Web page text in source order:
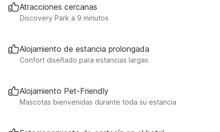
Atracciones cercanas
Discovery Park a 9 minutos
Alojamiento de estancia prolongada
Confort diseñado para estancias largas
Alojamiento Pet-Friendly
Mascotas bienvenidas durante toda su estancia